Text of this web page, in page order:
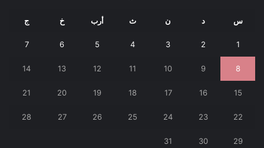
س د ن ث أرب خ ج
1
2
3
4
5
6
7
8
9
10
11
12
13
14
15
16
17
18
19
20
21
22
23
24
25
26
27
28
29
30
31